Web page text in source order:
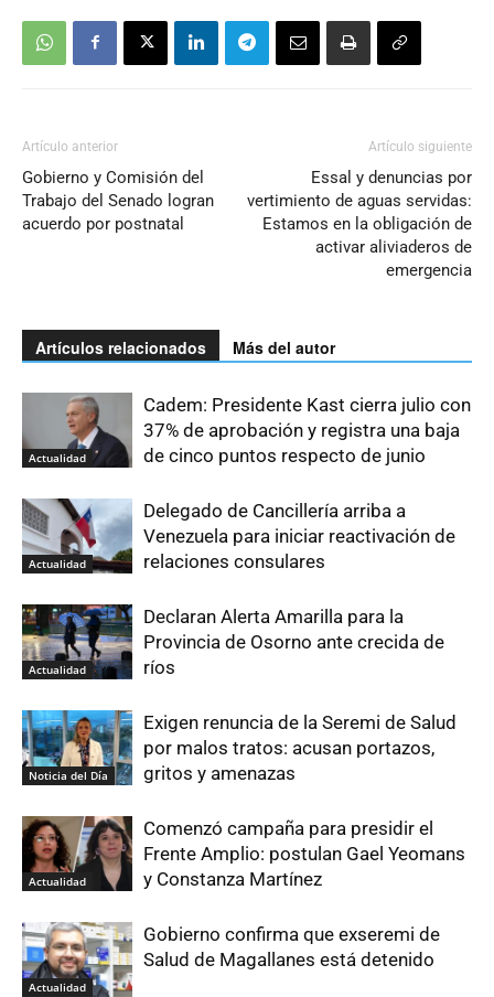
Artículo anterior
Gobierno y Comisión del
Trabajo del Senado logran
acuerdo por postnatal
Artículo siguiente
Essal y denuncias por
vertimiento de aguas servidas:
Estamos en la obligación de
activar aliviaderos de
emergencia
Artículos relacionados Más del autor
Actualidad
Cadem: Presidente Kast cierra julio con
37% de aprobación y registra una baja
de cinco puntos respecto de junio
Actualidad
Delegado de Cancillería arriba a
Venezuela para iniciar reactivación de
relaciones consulares
Actualidad
Declaran Alerta Amarilla para la
Provincia de Osorno ante crecida de
ríos
Noticia del Día
Exigen renuncia de la Seremi de Salud
por malos tratos: acusan portazos,
gritos y amenazas
Actualidad
Comenzó campaña para presidir el
Frente Amplio: postulan Gael Yeomans
y Constanza Martínez
Actualidad
Gobierno confirma que exseremi de
Salud de Magallanes está detenido